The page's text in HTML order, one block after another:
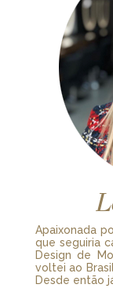
Apaixonada
que seguiria
Design de
voltei ao
Desde então